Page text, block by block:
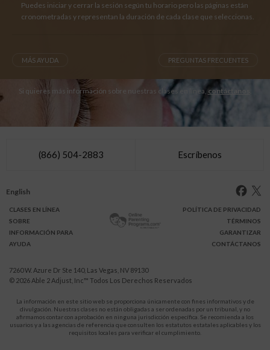
Puedes iniciar y cerrar la sesión según tu horario pero las páginas están
cronometradas y representan la duración de cada clase que seleccionas.
MÁS AYUDA PREGUNTAS FRECUENTES
Si quieres más información sobre nuestras clases en línea, contáctanos
(866) 504-2883 Escríbenos
English
CLASES EN LÍNEA
SOBRE
INFORMACIÓN PARA
AYUDA
POLÍTICA DE PRIVACIDAD
TÉRMINOS
GARANTIZAR
CONTÁCTANOS
7260 W. Azure Dr Ste 140, Las Vegas, NV 89130
© 2026 Able 2 Adjust, Inc™ Todos Los Derechos Reservados
La información en este sitio web se proporciona únicamente con fines informativos y de
divulgación. Nuestras clases no están obligadas a ser ordenadas por un tribunal, y no
afirmamos contar con aprobación en ninguna jurisdicción específica. Se recomienda a los
usuarios y a las agencias de referencia que consulten los estatutos estatales aplicables y los
requisitos locales para verificar el cumplimiento.